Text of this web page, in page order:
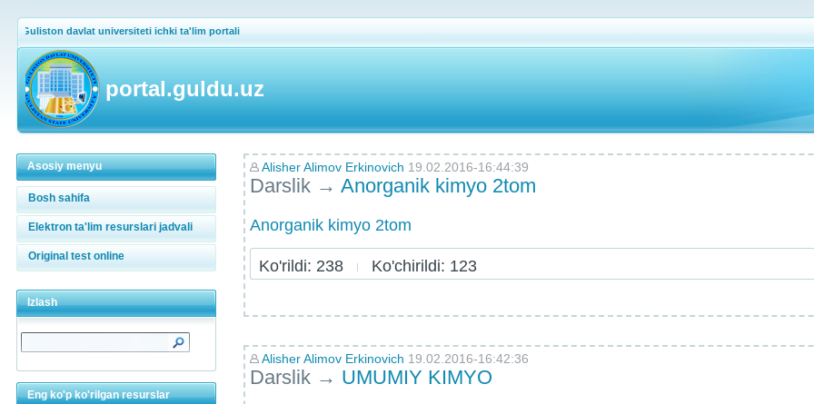
Guliston davlat universiteti ichki ta'lim portali
portal.guldu.uz
Asosiy menyu
Bosh sahifa
Elektron ta'lim resurslari jadvali
Original test online
Izlash
Eng ko'p ko'rilgan resurslar
Alisher Alimov Erkinovich 19.02.2016-16:44:39
Darslik → Anorganik kimyo 2tom
Anorganik kimyo 2tom
Ko'rildi: 238 Ko'chirildi: 123
Alisher Alimov Erkinovich 19.02.2016-16:42:36
Darslik → UMUMIY KIMYO